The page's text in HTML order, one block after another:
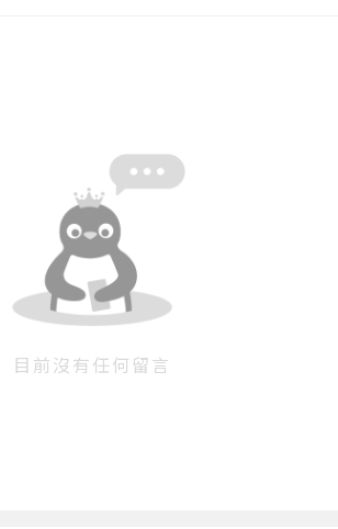
目前沒有任何留言